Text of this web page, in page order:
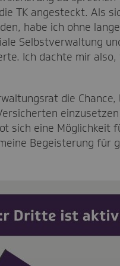
TK angesteckt. Als
habe ich ohne
Selbstverwaltung
Ich dachte mir
die Chance,
sich eine Möglichkeit
Begeisterung für